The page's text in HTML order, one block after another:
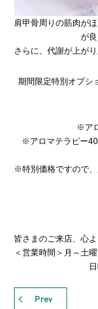
肩甲骨周りの筋肉が
が
さらに、代謝が上が
期間限定特別オプシ
※ア
※アロマテラピー40
※特別価格ですので
皆さまのご来店、心
＜営業時間＞月～土
日曜のみ：